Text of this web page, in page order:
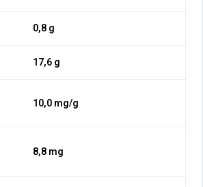
0,8 g
17,6 g
10,0 mg/g
8,8 mg